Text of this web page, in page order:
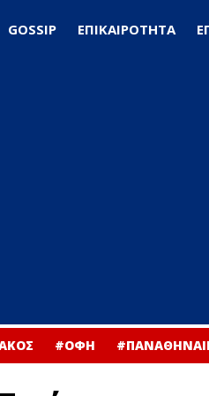
GOSSIP ΕΠΙΚΑΙΡΟΤΗΤΑ
#ΟΦΗ